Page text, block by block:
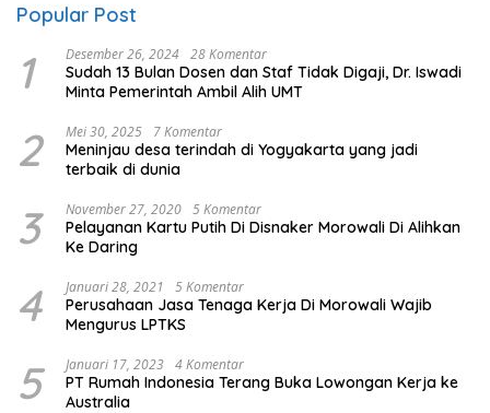
Popular Post
1 Desember 26, 2024 28 Komentar
Sudah 13 Bulan Dosen dan Staf Tidak Digaji, Dr. Iswadi
Minta Pemerintah Ambil Alih UMT
2 Mei 30, 2025 7 Komentar
Meninjau desa terindah di Yogyakarta yang jadi
terbaik di dunia
3 November 27, 2020 5 Komentar
Pelayanan Kartu Putih Di Disnaker Morowali Di Alihkan
Ke Daring
4 Januari 28, 2021 5 Komentar
Perusahaan Jasa Tenaga Kerja Di Morowali Wajib
Mengurus LPTKS
5 Januari 17, 2023 4 Komentar
PT Rumah Indonesia Terang Buka Lowongan Kerja ke
Australia